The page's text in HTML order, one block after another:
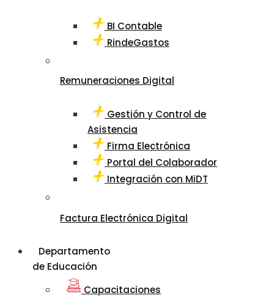
BI Contable
RindeGastos
Remuneraciones Digital
Gestión y Control de
Asistencia
Firma Electrónica
Portal del Colaborador
Integración con MiDT
Factura Electrónica Digital
Departamento
de Educación
Capacitaciones